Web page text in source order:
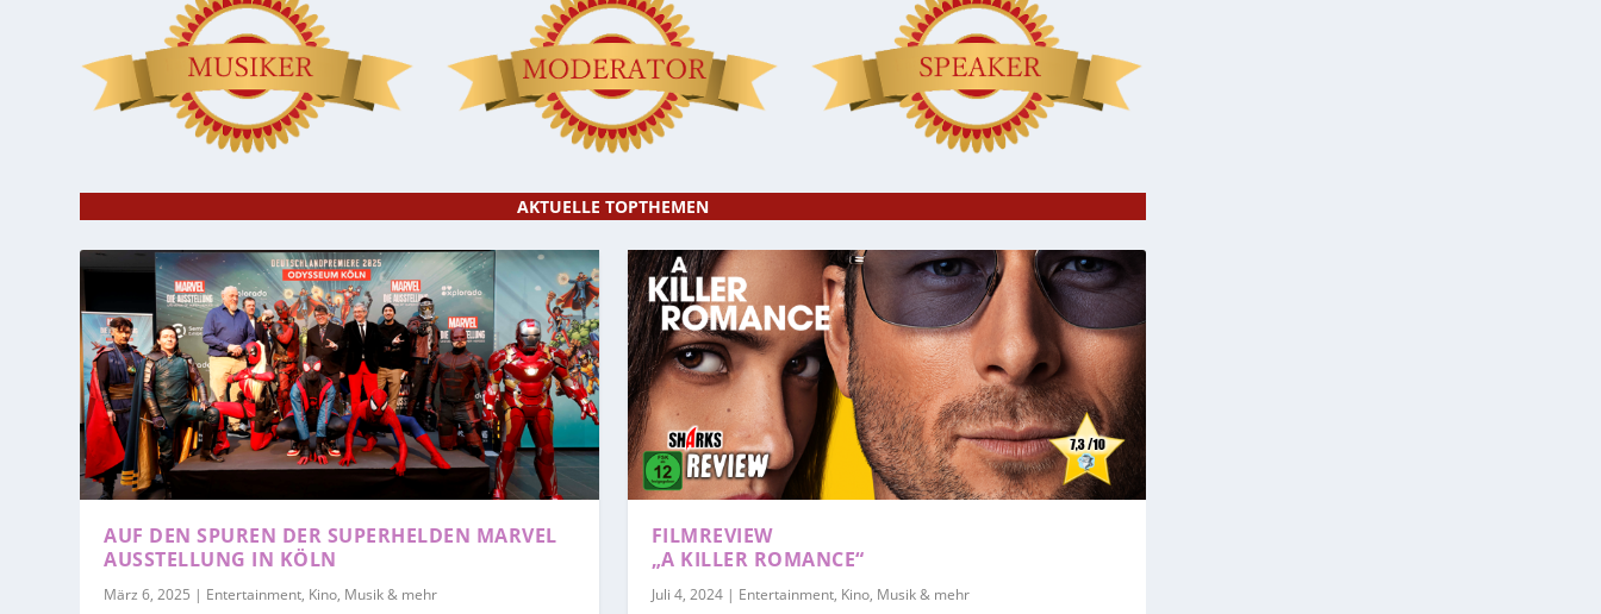
AKTUELLE TOPTHEMEN
AUF DEN SPUREN DER SUPERHELDEN MARVEL
AUSSTELLUNG IN KÖLN
März 6, 2025 | Entertainment, Kino, Musik & mehr
FILMREVIEW
„A KILLER ROMANCE“
Juli 4, 2024| Entertainment, Kino, Musik & mehr